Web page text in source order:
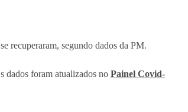
recuperaram, segundo dados da PM.
dados foram atualizados no Painel Covid-